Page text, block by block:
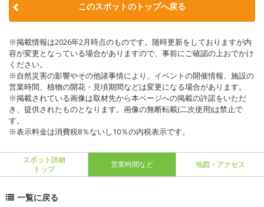
このスポットのトップへ戻る
※掲載情報は2026年2月時点のものです。随時更新をしておりますが内
容が変更となっている場合がありますので、事前にご確認の上おでかけ
ください。
※自然災害の影響やその他諸事情により、イベントの開催情報、施設の
営業時間、植物の開花・見頃期間などは変更になる場合があります。
※掲載されている画像は取材先から本ページへの掲載の許諾をいただ
き、提供されたものとなります。画像の無断転載(二次使用)は禁止で
す。
※表示料金は消費税8％ないし10％の内税表示です。
スポット詳細
トップ
営業時間など 地図・アクセス
一覧に戻る